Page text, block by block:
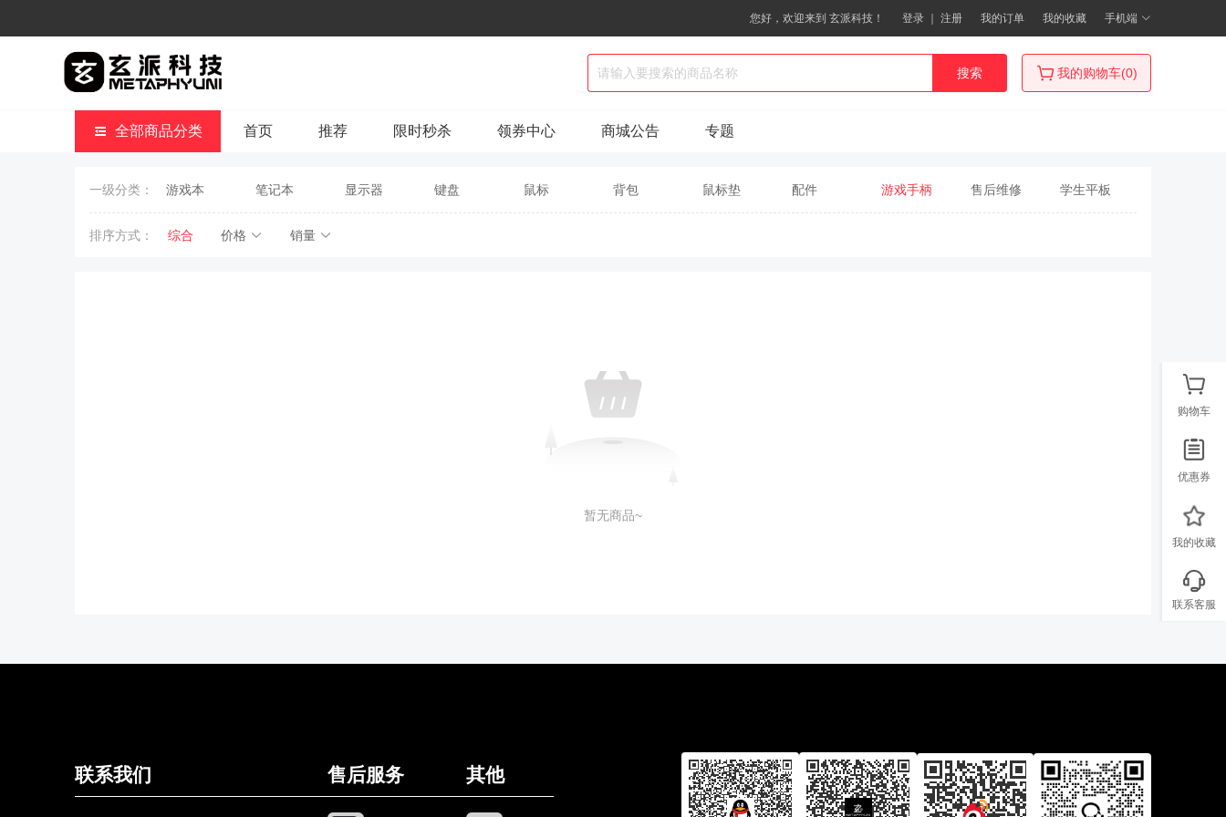
您好，欢迎来到 玄派科技！ 登录 ｜ 注册 我的订单 我的收藏 手机端
搜索 我的购物车(0)
全部商品分类 首页 推荐 限时秒杀 领券中心 商城公告 专题
一级分类： 游戏本 笔记本 显示器 键盘 鼠标 背包 鼠标垫 配件 游戏手柄 售后维修 学生平板
排序方式： 综合 价格 销量
暂无商品~
联系我们 售后服务 其他
购物车
优惠券
我的收藏
联系客服